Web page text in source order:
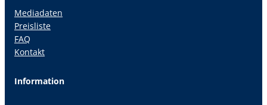
Mediadaten
Preisliste
FAQ
Kontakt
Information